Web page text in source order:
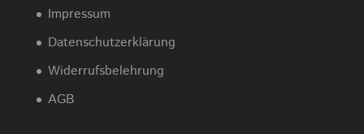
Impressum
Datenschutzerklärung
Widerrufsbelehrung
AGB